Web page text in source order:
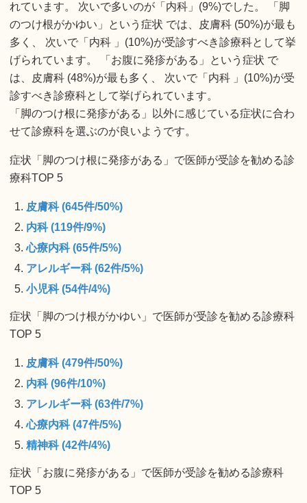
れています。 次いで多いのが「内科」(9%)でした。 「脚
のつけ根がかゆい」という症状 では、皮膚科 (50%)が最も
多く、 次いで「内科 」(10%)が受診すべき診療科として挙
げられています。 「お腹に発疹がある」という症状 で
は、皮膚科 (48%)が最も多く、 次いで「内科 」(10%)が受
診すべき診療科として挙げられています。
「脚のつけ根に発疹がある」以外に感じている症状に合わ
せて診療科を選ぶのが良いようです。
症状「脚のつけ根に発疹がある」で医師が受診を勧める診
療科TOP 5
皮膚科 (645件/50%)
内科 (119件/9%)
心療内科 (65件/5%)
アレルギー科 (62件/5%)
小児科 (54件/4%)
症状「脚のつけ根がかゆい」で医師が受診を勧める診療科
TOP 5
皮膚科 (479件/50%)
内科 (96件/10%)
アレルギー科 (63件/7%)
心療内科 (47件/5%)
精神科 (42件/4%)
症状「お腹に発疹がある」で医師が受診を勧める診療科
TOP 5